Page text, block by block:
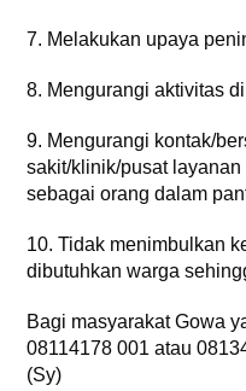
7. Melakukan upaya
8. Mengurangi aktivitas
9. Mengurangi kontak/
sakit/klinik/pusat
sebagai orang dalam
10. Tidak menimbulkan
dibutuhkan warga
Bagi masyarakat Gowa
08114178 001 atau
(Sy)